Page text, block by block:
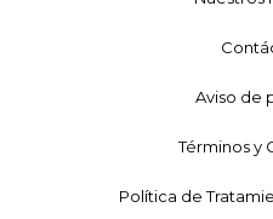
Aviso de
Términos y
Política de